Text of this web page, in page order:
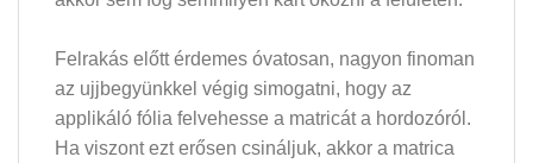
Felrakás előtt érdemes óvatosan, nagyon finoman
az ujjbegyünkkel végig simogatni, hogy az
applikáló fólia felvehesse a matricát a hordozóról.
Ha viszont ezt erősen csináljuk, akkor a matrica